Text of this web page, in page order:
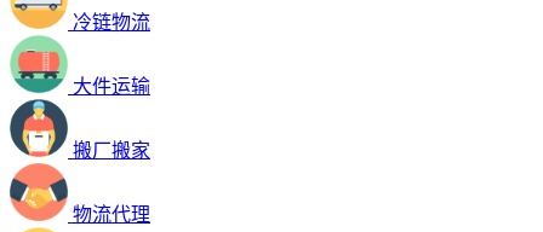
冷链物流
大件运输
搬厂搬家
物流代理